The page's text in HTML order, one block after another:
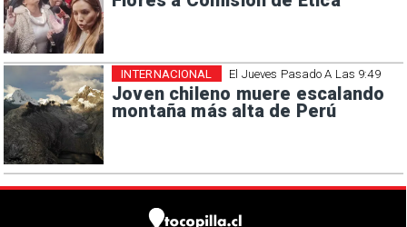
El Jueves Pasado A Las 9:49
Joven chileno muere escalando
montaña más alta de Perú
INTERNACIONAL